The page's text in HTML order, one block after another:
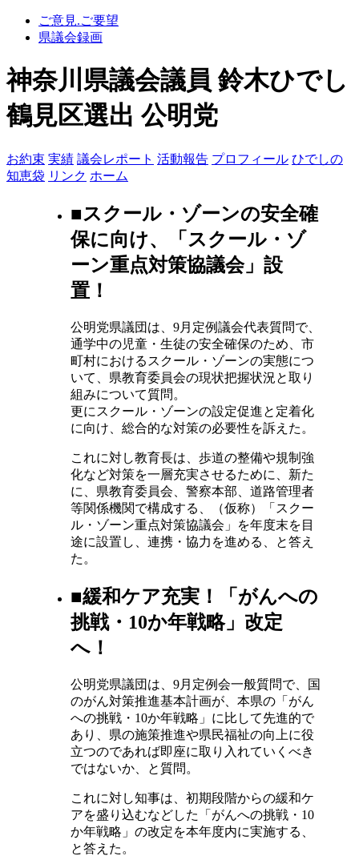
ご意見.ご要望
県議会録画
神奈川県議会議員 鈴木ひでし
鶴見区選出 公明党
お約束 実績 議会レポート 活動報告 プロフィール ひでしの
知恵袋 リンク ホーム
■スクール・ゾーンの安全確
保に向け、「スクール・ゾ
ーン重点対策協議会」設
置！
公明党県議団は、9月定例議会代表質問で、
通学中の児童・生徒の安全確保のため、市
町村におけるスクール・ゾーンの実態につ
いて、県教育委員会の現状把握状況と取り
組みについて質問。
更にスクール・ゾーンの設定促進と定着化
に向け、総合的な対策の必要性を訴えた。
これに対し教育長は、歩道の整備や規制強
化など対策を一層充実させるために、新た
に、県教育委員会、警察本部、道路管理者
等関係機関で構成する、（仮称）「スクー
ル・ゾーン重点対策協議会」を年度末を目
途に設置し、連携・協力を進める、と答え
た。
■緩和ケア充実！「がんへの
挑戦・10か年戦略」改定
へ！
公明党県議団は、9月定例会一般質問で、国
のがん対策推進基本計画が、本県の「がん
への挑戦・10か年戦略」に比して先進的で
あり、県の施策推進や県民福祉の向上に役
立つのであれば即座に取り入れていくべき
ではないか、と質問。
これに対し知事は、初期段階からの緩和ケ
アを盛り込むなどした「がんへの挑戦・10
か年戦略」の改定を本年度内に実施する、
と答えた。